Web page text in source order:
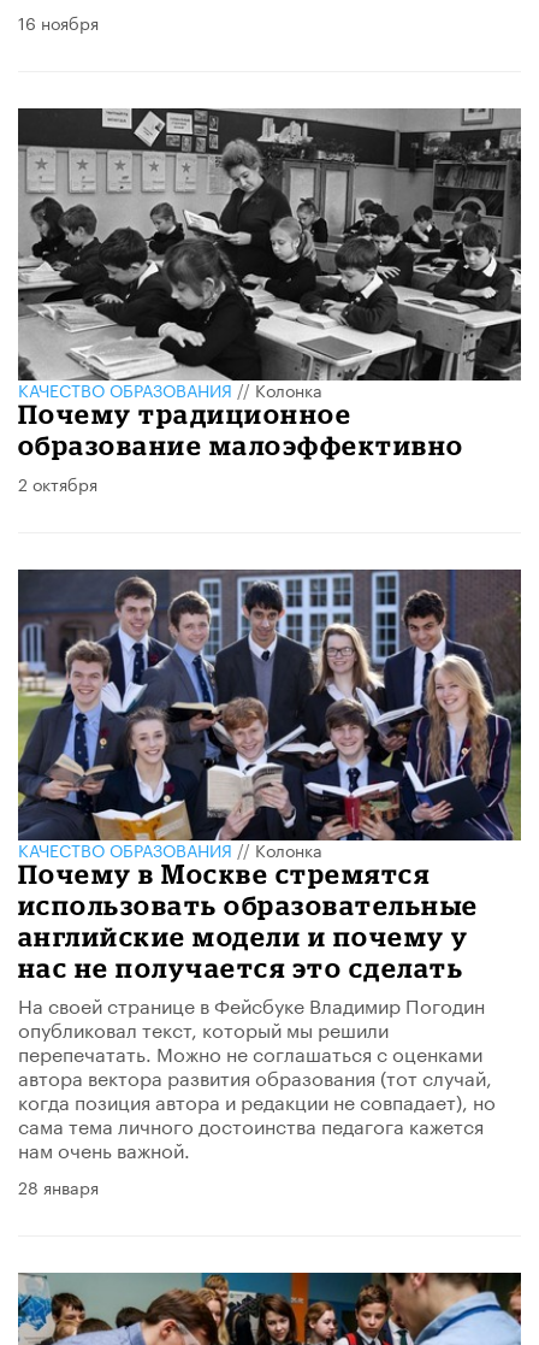
16 ноября
КАЧЕСТВО ОБРАЗОВАНИЯ//Колонка
Почему традиционное
образование малоэффективно
2 октября
КАЧЕСТВО ОБРАЗОВАНИЯ//Колонка
Почему в Москве стремятся
использовать образовательные
английские модели и почему у
нас не получается это сделать
На своей странице в Фейсбуке Владимир Погодин
опубликовал текст, который мы решили
перепечатать. Можно не соглашаться с оценками
автора вектора развития образования (тот случай,
когда позиция автора и редакции не совпадает), но
сама тема личного достоинства педагога кажется
нам очень важной.
28 января